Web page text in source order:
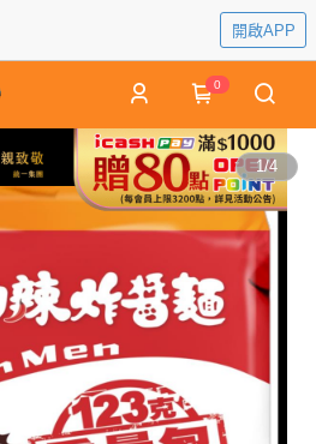
開啟APP
0
1/4